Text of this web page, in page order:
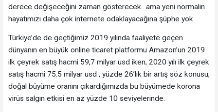
derece değişeceğini zaman gösterecek…ama yeni normalin
hayatımızı daha çok internete odaklayacağına şüphe yok.
Türkiye’de de geçtiğimiz 2019 yılında faaliyete geçen
dünyanın en büyük online ticaret platformu Amazon’un 2019
ilk çeyrek satış hacmi 59,7 milyar usd iken, 2020 yılı ilk çeyrek
satış hacmi 75.5 milyar usd , yüzde 26’lık bir artış söz konusu,
doğal büyüme oranını çıkardığımızda bu büyümede korona
virüs salgın etkisi en az yüzde 10 seviyelerinde.